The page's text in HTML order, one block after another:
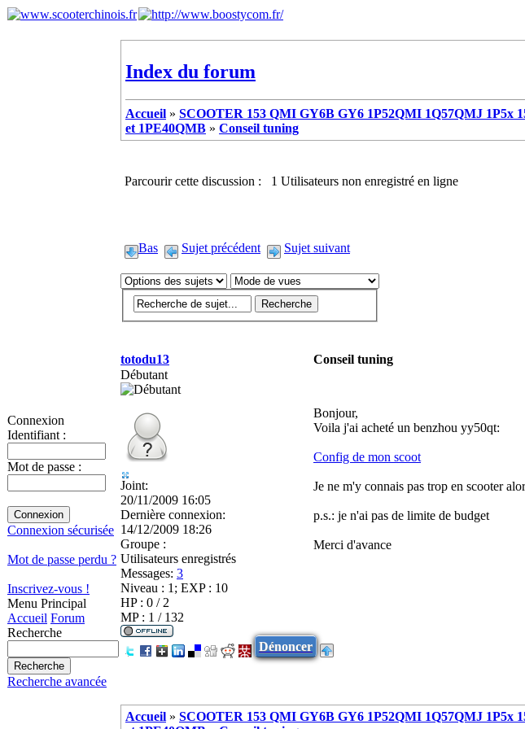
Connexion
Identifiant :
Mot de passe :
Connexion sécurisée
Mot de passe perdu ?
Inscrivez-vous !
Menu Principal
Accueil Forum
Recherche
Recherche avancée
Index du forum
Accueil » SCOOTER 153 QMI GY6B GY6 1P52QMI 1Q57QMJ 1P5x
et 1PE40QMB » Conseil tuning
Parcourir cette discussion : 1 Utilisateurs non enregistré en ligne
Bas Sujet précédent Sujet suivant
totodu13 Conseil tuning
Débutant
Joint:
20/11/2009 16:05
Dernière connexion:
14/12/2009 18:26
Groupe :
Utilisateurs enregistrés
Messages: 3
Niveau : 1; EXP : 10
HP : 0 / 2
MP : 1 / 132
Bonjour,
Voila j'ai acheté un benzhou yy50qt:
Config de mon scoot
Je ne m'y connais pas trop en scooter
p.s.: je n'ai pas de limite de budget
Merci d'avance
Dénoncer
Accueil » SCOOTER 153 QMI GY6B GY6 1P52QMI 1Q57QMJ 1P5x